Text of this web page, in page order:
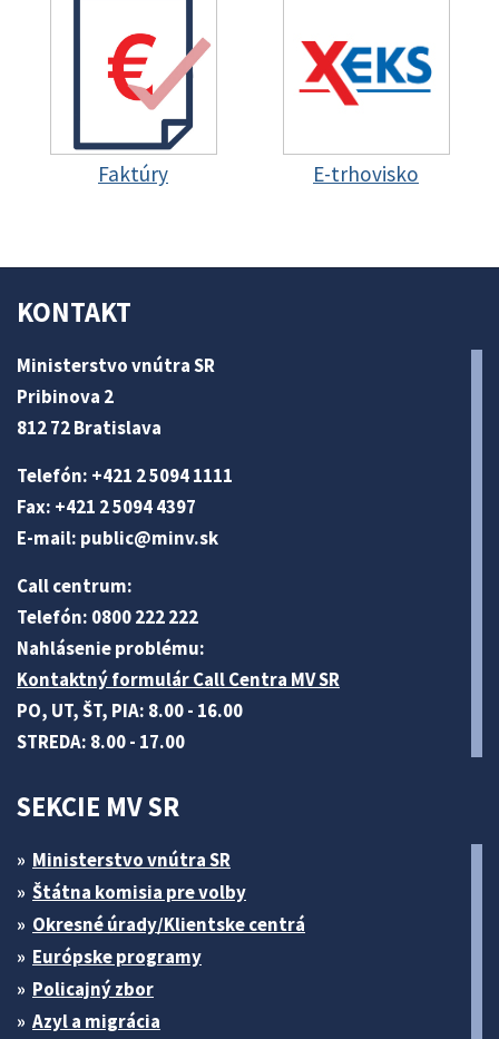
Faktúry E-trhovisko
KONTAKT
Ministerstvo vnútra SR
Pribinova 2
812 72 Bratislava
Telefón: +421 2 5094 1111
Fax: +421 2 5094 4397
E-mail: public@minv.sk
Call centrum:
Telefón: 0800 222 222
Nahlásenie problému:
Kontaktný formulár Call Centra MV SR
PO, UT, ŠT, PIA: 8.00 - 16.00
STREDA: 8.00 - 17.00
SEKCIE MV SR
Ministerstvo vnútra SR
Štátna komisia pre volby
Okresné úrady/Klientske centrá
Európske programy
Policajný zbor
Azyl a migrácia